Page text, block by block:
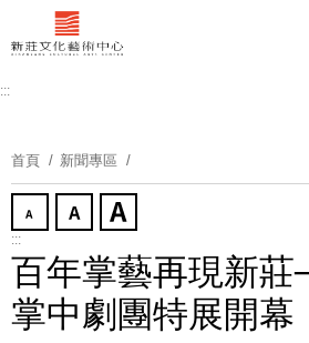
到
要
塊
:::
首頁 新聞專區
:::
百年掌藝再現新
掌中劇團特展開幕